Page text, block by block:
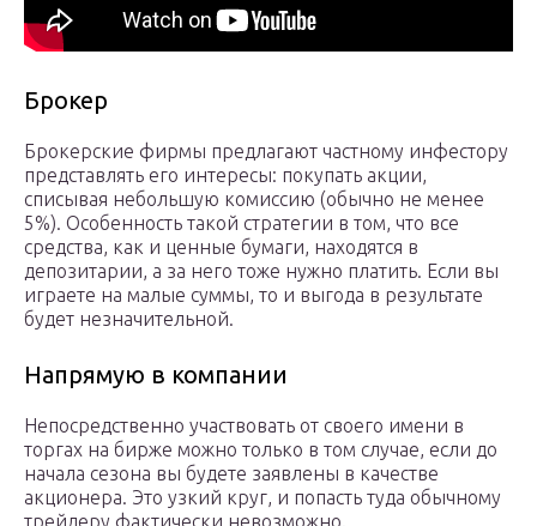
Брокер
Брокерские фирмы предлагают частному инфестору
представлять его интересы: покупать акции,
списывая небольшую комиссию (обычно не менее
5%). Особенность такой стратегии в том, что все
средства, как и ценные бумаги, находятся в
депозитарии, а за него тоже нужно платить. Если вы
играете на малые суммы, то и выгода в результате
будет незначительной.
Напрямую в компании
Непосредственно участвовать от своего имени в
торгах на бирже можно только в том случае, если до
начала сезона вы будете заявлены в качестве
акционера. Это узкий круг, и попасть туда обычному
трейдеру фактически невозможно.